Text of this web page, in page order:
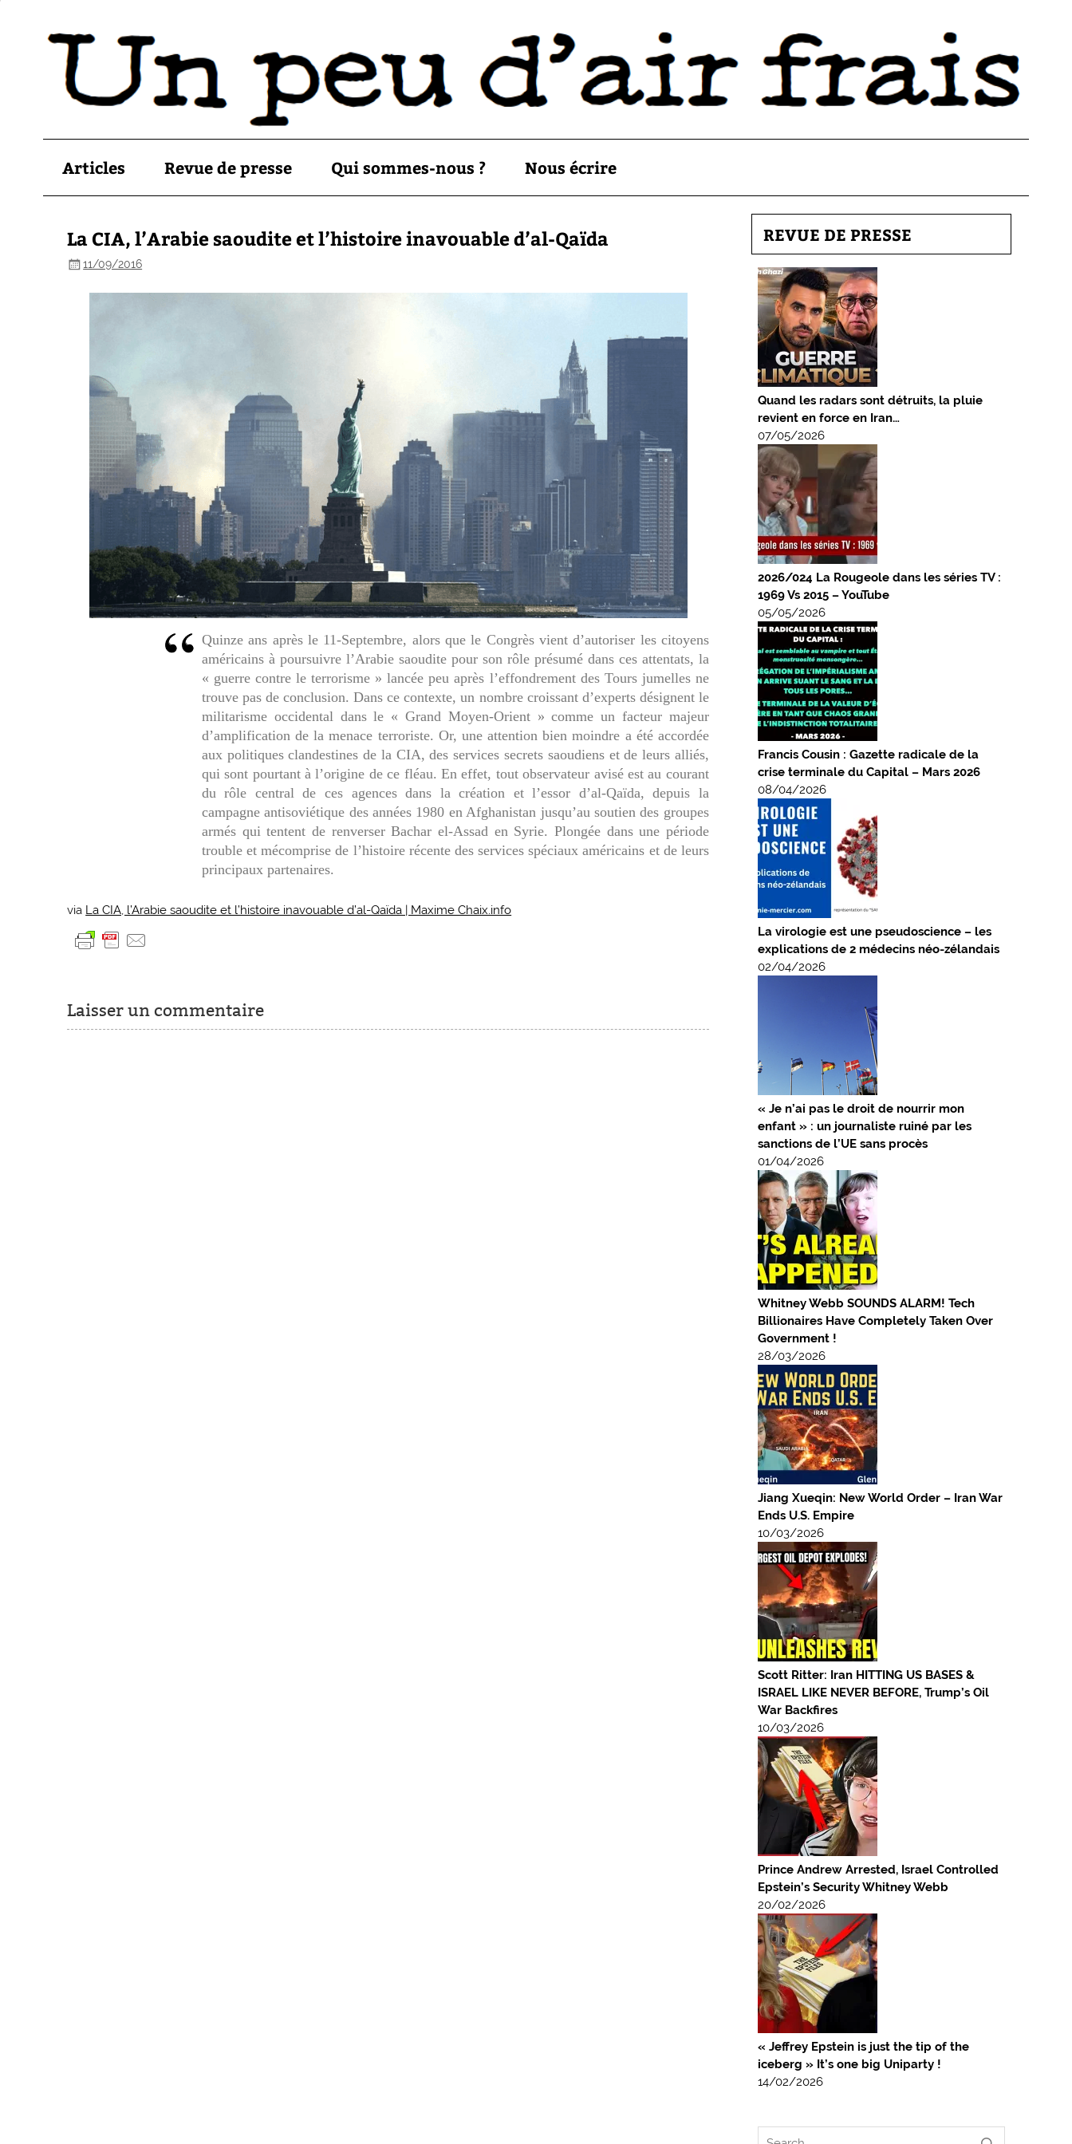
Articles Revue de presse Qui sommes-nous ? Nous écrire
La CIA, l’Arabie saoudite et l’histoire inavouable d’al-Qaïda
11/09/2016
Quinze ans après le 11-Septembre, alors que le Congrès vient d’autoriser les citoyens
américains à poursuivre l’Arabie saoudite pour son rôle présumé dans ces attentats, la
« guerre contre le terrorisme » lancée peu après l’effondrement des Tours jumelles ne
trouve pas de conclusion. Dans ce contexte, un nombre croissant d’experts désignent le
militarisme occidental dans le « Grand Moyen-Orient » comme un facteur majeur
d’amplification de la menace terroriste. Or, une attention bien moindre a été accordée
aux politiques clandestines de la CIA, des services secrets saoudiens et de leurs alliés,
qui sont pourtant à l’origine de ce fléau. En effet, tout observateur avisé est au courant
du rôle central de ces agences dans la création et l’essor d’al-Qaïda, depuis la
campagne antisoviétique des années 1980 en Afghanistan jusqu’au soutien des groupes
armés qui tentent de renverser Bachar el-Assad en Syrie. Plongée dans une période
trouble et mécomprise de l’histoire récente des services spéciaux américains et de leurs
principaux partenaires.
via La CIA, l’Arabie saoudite et l’histoire inavouable d’al-Qaïda | Maxime Chaix.info
Laisser un commentaire
REVUE DE PRESSE
Quand les radars sont détruits, la pluie
revient en force en Iran…
07/05/2026
2026/024 La Rougeole dans les séries TV :
1969 Vs 2015 – YouTube
05/05/2026
Francis Cousin : Gazette radicale de la
crise terminale du Capital – Mars 2026
08/04/2026
La virologie est une pseudoscience – les
explications de 2 médecins néo-zélandais
02/04/2026
« Je n’ai pas le droit de nourrir mon
enfant » : un journaliste ruiné par les
sanctions de l’UE sans procès
01/04/2026
Whitney Webb SOUNDS ALARM! Tech
Billionaires Have Completely Taken Over
Government !
28/03/2026
Jiang Xueqin: New World Order – Iran War
Ends U.S. Empire
10/03/2026
Scott Ritter: Iran HITTING US BASES &
ISRAEL LIKE NEVER BEFORE, Trump’s Oil
War Backfires
10/03/2026
Prince Andrew Arrested, Israel Controlled
Epstein’s Security Whitney Webb
20/02/2026
« Jeffrey Epstein is just the tip of the
iceberg » It’s one big Uniparty !
14/02/2026